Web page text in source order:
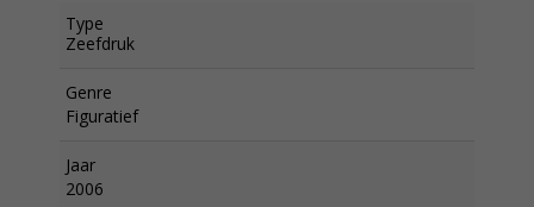
Type
Zeefdruk
Genre
Figuratief
Jaar
2006